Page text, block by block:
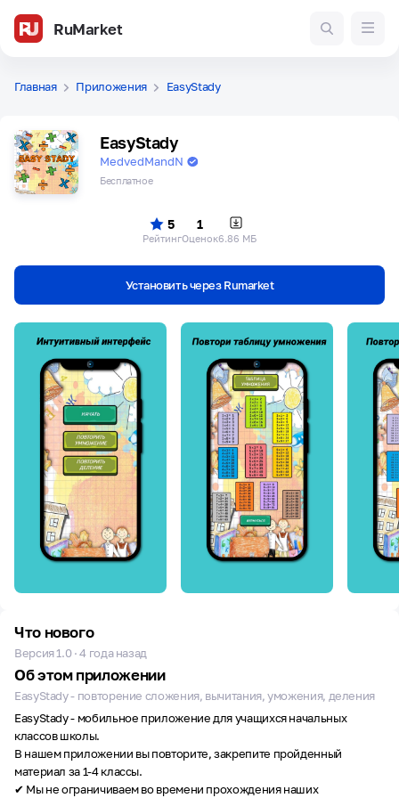
RuMarket
Главная Приложения EasyStady
EasyStady
MedvedMandN
Бесплатное
5
Рейтинг
1
Оценок6.86 МБ
Установить через Rumarket
Что нового
Версия 1.0 · 4 года назад
Об этом приложении
EasyStady - повторение сложения, вычитания, уможения, деления
EasyStady - мобильное приложение для учащихся начальных
классов школы.
В нашем приложении вы повторите, закрепите пройденный
материал за 1-4 классы.
✔ Мы не ограничиваем во времени прохождения наших